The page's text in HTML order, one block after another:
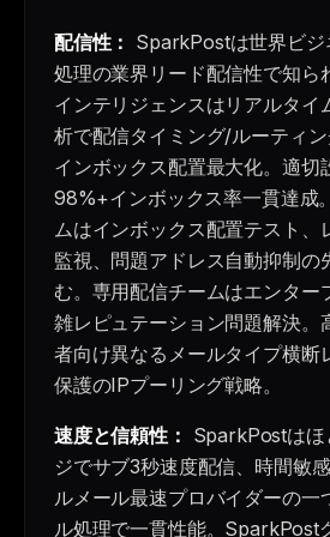
配信性： SparkPostは世界ビ
処理の業界リード配信性で知ら
インテリジェンスはリアルタイ
析で配信タイミング/ルーティン
インボックス配置最大化。適切
98%+インボックス率一貫達成
ムはインボックス配置テスト、
監視、問題アドレス自動抑制の
む。専用配信チームはエンター
雑レピュテーション問題解決。
者向け異なるメールタイプ横断
保護のIPプーリング戦略。
速度と信頼性： SparkPostはほ
ジでサブ3秒速度配信、時間敏
ルメール最速プロバイダーの一
ル処理で一貫性能。SparkPost